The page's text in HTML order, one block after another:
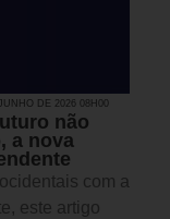
DE 2026 08H00
não
a nova
com a
este artigo